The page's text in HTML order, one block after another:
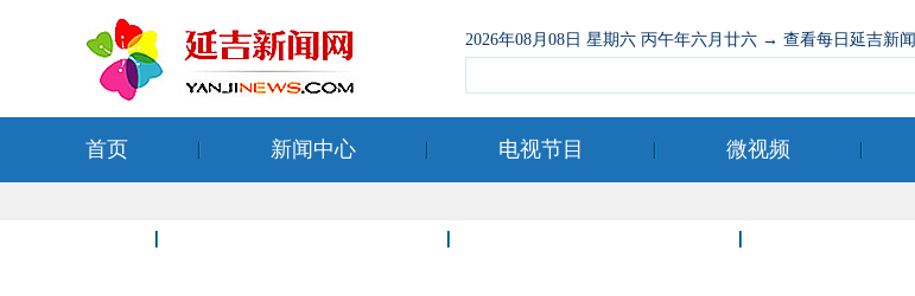
2026年08月08日 星期六 丙午年六月廿六 → 查看每日延吉新闻
首页 新闻中心 电视节目 微视频